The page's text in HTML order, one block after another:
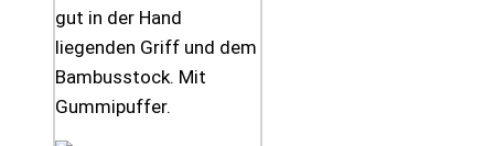
gut in der Hand
liegenden Griff und dem
Bambusstock. Mit
Gummipuffer.